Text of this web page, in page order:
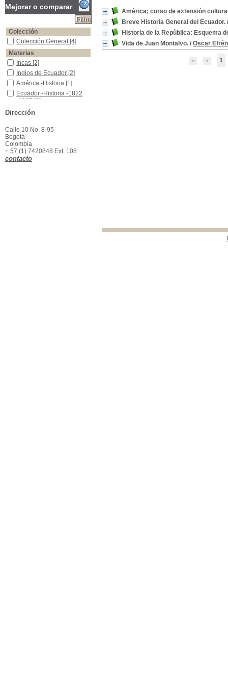
América; curso de extensión
Breve Historia General del Ecuador.
Historia de la Repùblica: Esquema
Vida de Juan Montalvo. / Oscar
1
Mejorar o comparar
Colección
Colección General
Colección General [4]
Materias
IncasIncas [2]
Indios de Ecuador
Indios de Ecuador [2]
América -Historia
América -Historia [1]
Ecuador -Historia -1822 -1925
Ecuador -Historia -1822
-1925 [1]
Ecuador -Historia -Colonia, 1563-1808
Ecuador -Historia -
Colonia, 1563-1808
Ecuador -Historia -descubrimiento y Conquista, 1526-1563
Ecuador -Historia -
descubrimiento y
Conquista, 1526-1563
Geografía -Historia
Geografía -Historia[1]
Dirección
Calle 10 No. 8-95
Bogotá
Colombia
+ 57 (1) 7420848 Ext. 108
contacto